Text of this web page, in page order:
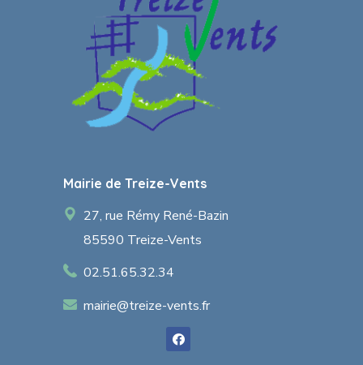
Mairie de Treize-Vents
27, rue Rémy René-Bazin
85590 Treize-Vents
02.51.65.32.34
mairie@treize-vents.fr